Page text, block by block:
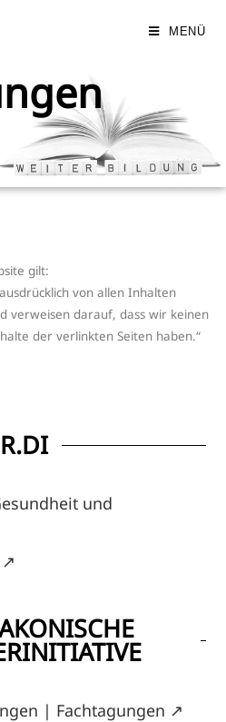
MENÜ
gilt:
von allen Inhalten
verweisen darauf, dass wir keinen
der verlinkten Seiten haben.“
und
↗
| Fachtagungen ↗